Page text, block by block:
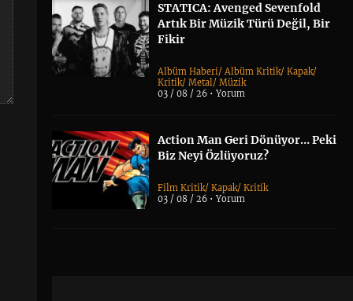
STATICA: Avenged Sevenfold
Artık Bir Müzik Türü Değil, Bir
Fikir
Albüm Haberi/Albüm Kritik/Kapak/
Kritik/Metal/Müzik
03 / 08 / 26 •Yorum
Action Man Geri Dönüyor… Peki
Biz Neyi Özlüyoruz?
Film Kritik/Kapak/Kritik
03 / 08 / 26 •Yorum